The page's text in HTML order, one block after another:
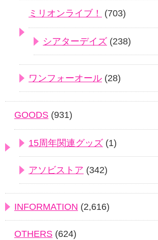
ミリオンライブ！ (703)
シアターデイズ (238)
ワンフォーオール (28)
GOODS (931)
15周年関連グッズ (1)
アソビストア (342)
INFORMATION (2,616)
OTHERS (624)